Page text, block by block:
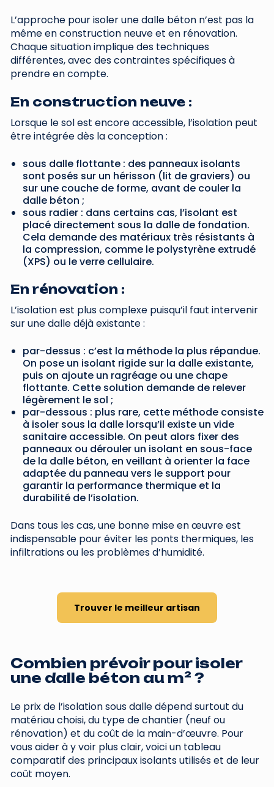
L’approche pour isoler une dalle béton n’est pas la
même en construction neuve et en rénovation.
Chaque situation implique des techniques
différentes, avec des contraintes spécifiques à
prendre en compte.
En construction neuve :
Lorsque le sol est encore accessible, l’isolation peut
être intégrée dès la conception :
sous dalle flottante : des panneaux isolants
sont posés sur un hérisson (lit de graviers) ou
sur une couche de forme, avant de couler la
dalle béton ;
sous radier : dans certains cas, l’isolant est
placé directement sous la dalle de fondation.
Cela demande des matériaux très résistants à
la compression, comme le polystyrène extrudé
(XPS) ou le verre cellulaire.
En rénovation :
L’isolation est plus complexe puisqu’il faut intervenir
sur une dalle déjà existante :
par-dessus : c’est la méthode la plus répandue.
On pose un isolant rigide sur la dalle existante,
puis on ajoute un ragréage ou une chape
flottante. Cette solution demande de relever
légèrement le sol ;
par-dessous : plus rare, cette méthode consiste
à isoler sous la dalle lorsqu’il existe un vide
sanitaire accessible. On peut alors fixer des
panneaux ou dérouler un isolant en sous-face
de la dalle béton, en veillant à orienter la face
adaptée du panneau vers le support pour
garantir la performance thermique et la
durabilité de l’isolation.
Dans tous les cas, une bonne mise en œuvre est
indispensable pour éviter les ponts thermiques, les
infiltrations ou les problèmes d’humidité.
Trouver le meilleur artisan
Combien prévoir pour isoler
une dalle béton au m² ?
Le prix de l’isolation sous dalle dépend surtout du
matériau choisi, du type de chantier (neuf ou
rénovation) et du coût de la main-d’œuvre. Pour
vous aider à y voir plus clair, voici un tableau
comparatif des principaux isolants utilisés et de leur
coût moyen.